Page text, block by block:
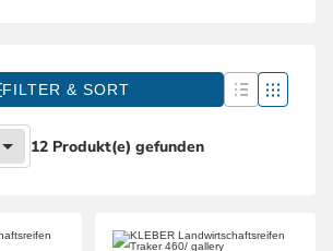
FILTER & SORT
12 Produkt(e) gefunden